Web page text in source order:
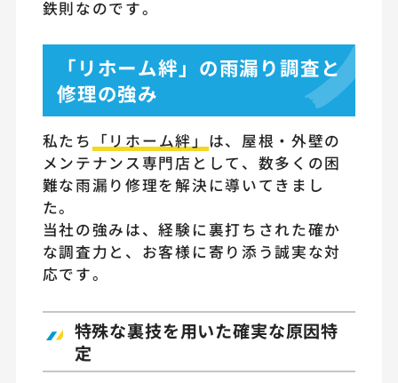
鉄則なのです。
「リホーム絆」の雨漏り調査と
修理の強み
私たち 「リホーム絆」 は、屋根・外壁の
メンテナンス専門店として、数多くの困
難な雨漏り修理を解決に導いてきまし
た。
当社の強みは、経験に裏打ちされた確か
な調査力と、お客様に寄り添う誠実な対
応です。
特殊な裏技を用いた確実な原因特
定